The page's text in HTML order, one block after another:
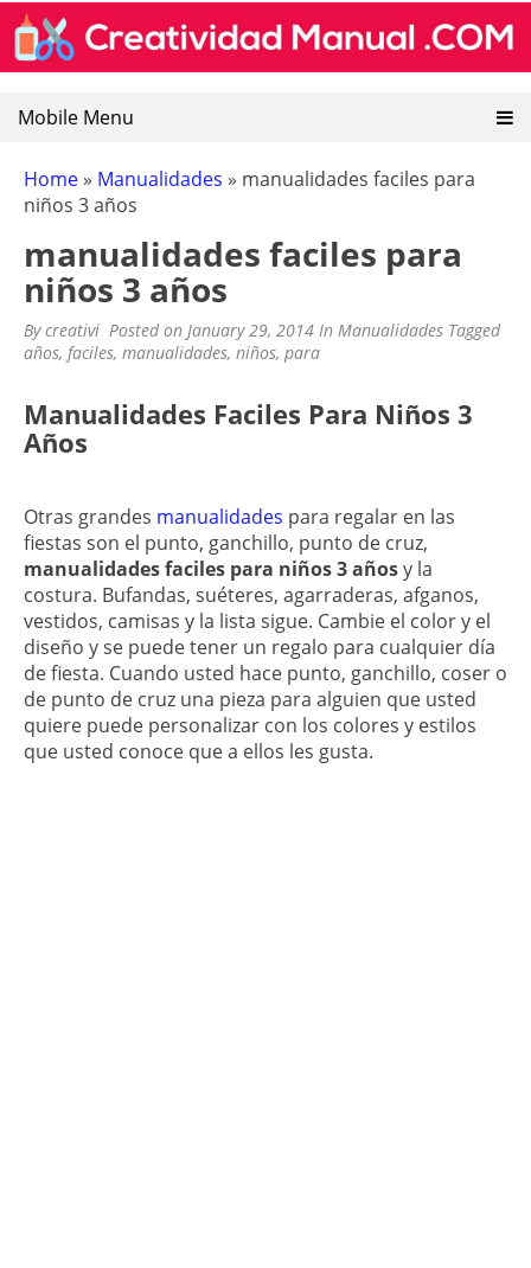
Skip
content
CREATIVIDAD MANUAL
Encuentra recursos sobre artesanias mexicanas, goma
eva, manualidades y pintura decorativa.
Mobile Menu
Home » Manualidades » manualidades faciles para
niños 3 años
manualidades faciles para
niños 3 años
Bycreativi Posted on January 29, 2014 In Manualidades Tagged
años, faciles, manualidades, niños, para
Manualidades Faciles Para Niños 3
Años
Otras grandes manualidades para regalar en las
fiestas son el punto, ganchillo, punto de cruz,
manualidades faciles para niños 3 añosy la
costura. Bufandas, suéteres, agarraderas, afganos,
vestidos, camisas y la lista sigue. Cambie el color y el
diseño y se puede tener un regalo para cualquier día
de fiesta. Cuando usted hace punto, ganchillo, coser o
de punto de cruz una pieza para alguien que usted
quiere puede personalizar con los colores y estilos
que usted conoce que a ellos les gusta.